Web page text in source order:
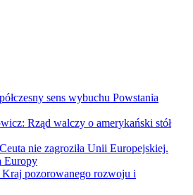
sens wybuchu Powstania
Rząd walczy o amerykański stół
nie zagroziła Unii Europejskiej.
Europy
pozorowanego rozwoju i